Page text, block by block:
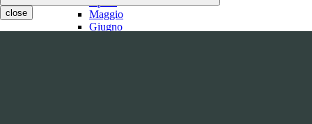
close
Maggio
Giugno